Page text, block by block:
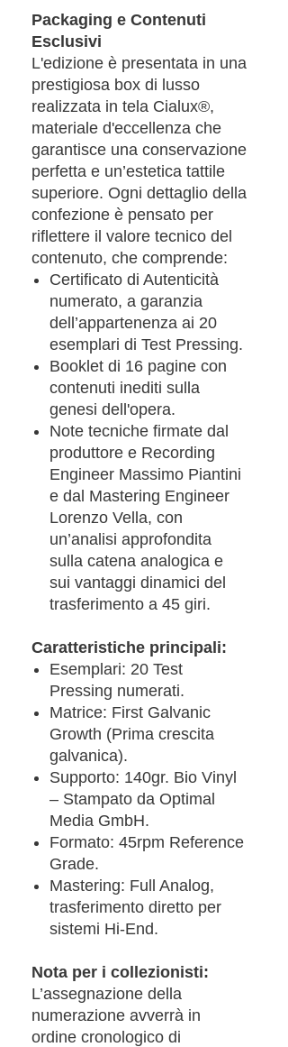
Packaging e Contenuti
Esclusivi
L'edizione è presentata in una
prestigiosa box di lusso
realizzata in tela Cialux®,
materiale d'eccellenza che
garantisce una conservazione
perfetta e un’estetica tattile
superiore. Ogni dettaglio della
confezione è pensato per
riflettere il valore tecnico del
contenuto, che comprende:
Certificato di Autenticità
numerato, a garanzia
dell’appartenenza ai 20
esemplari di Test Pressing.
Booklet di 16 pagine con
contenuti inediti sulla
genesi dell'opera.
Note tecniche firmate dal
produttore e Recording
Engineer Massimo Piantini
e dal Mastering Engineer
Lorenzo Vella, con
un’analisi approfondita
sulla catena analogica e
sui vantaggi dinamici del
trasferimento a 45 giri.
Caratteristiche principali:
Esemplari: 20 Test
Pressing numerati.
Matrice: First Galvanic
Growth (Prima crescita
galvanica).
Supporto: 140gr. Bio Vinyl
– Stampato da Optimal
Media GmbH.
Formato: 45rpm Reference
Grade.
Mastering: Full Analog,
trasferimento diretto per
sistemi Hi-End.
Nota per i collezionisti:
L’assegnazione della
numerazione avverrà in
ordine cronologico di